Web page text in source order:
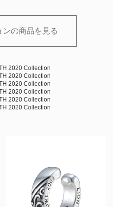
ンの商品を見る